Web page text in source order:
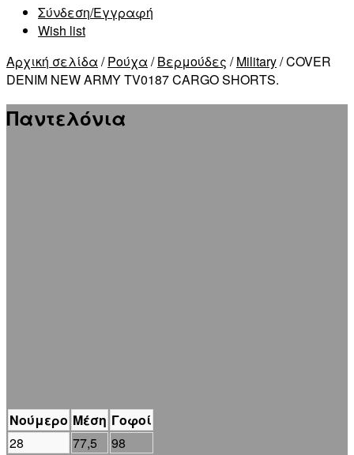
Σύνδεση/Εγγραφή
Wish list
Αρχική σελίδα /Ρούχα /Βερμούδες /Military/ COVER
DENIM NEW ARMY TV0187 CARGO SHORTS.
Παντελόνια
Νούμερο Μέση Γοφοί
28
77,5
98